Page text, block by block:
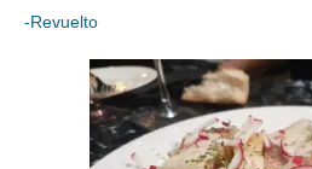
-Revuelto